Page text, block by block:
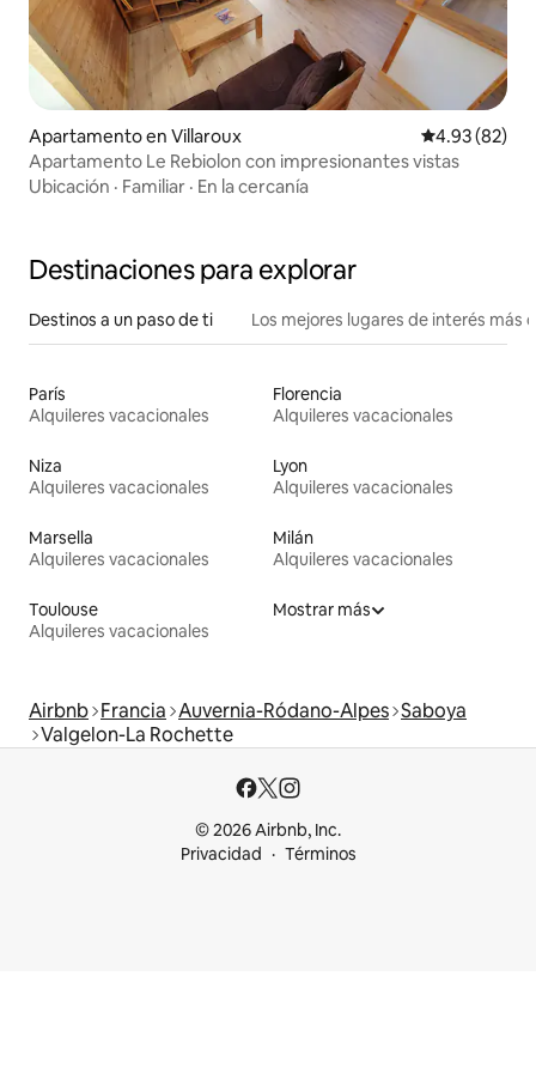
Apartamento en Villaroux Calificación
4.93 (82)
Apartamento Le Rebiolon con impresionantes vistas
Ubicación · Familiar · En la cercanía
Destinaciones para explorar
Destinos a un paso de ti Los mejores lugares de interés más
París
Alquileres vacacionales
Florencia
Alquileres vacacionales
Niza
Alquileres vacacionales
Lyon
Alquileres vacacionales
Marsella
Alquileres vacacionales
Milán
Alquileres vacacionales
Toulouse
Alquileres vacacionales
Mostrar más
Airbnb Francia Auvernia-Ródano-Alpes Saboya
Valgelon-La Rochette
© 2026 Airbnb, Inc.
Privacidad
Términos